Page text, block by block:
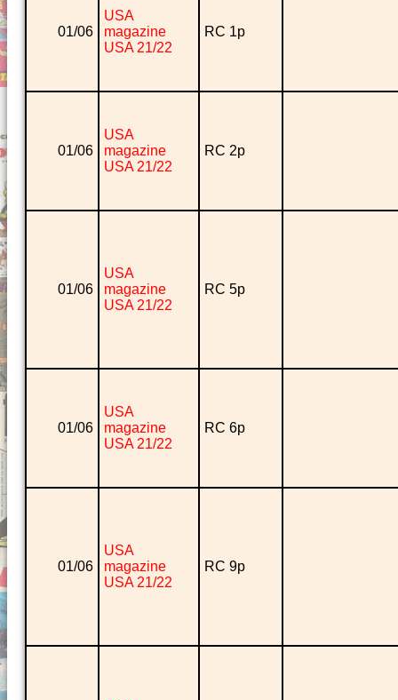
01/06
USA
magazine
USA 21/22
RC 1p
01/06
USA
magazine
USA 21/22
RC 2p
01/06
USA
magazine
USA 21/22
RC 5p
01/06
USA
magazine
USA 21/22
RC 6p
01/06
USA
magazine
USA 21/22
RC 9p